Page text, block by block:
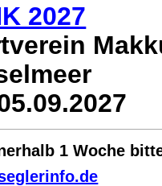
2027
1 Woche bit